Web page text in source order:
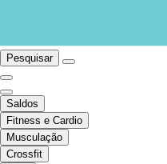
Pesquisar
Saldos
Fitness e Cardio
Musculação
Crossfit